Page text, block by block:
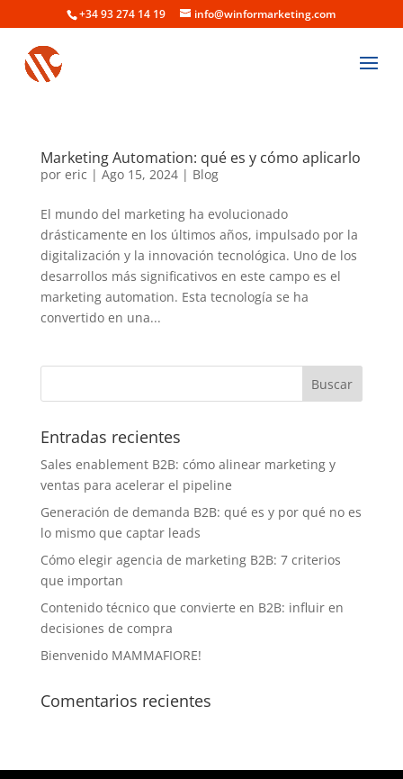
+34 93 274 14 19 info@winformarketing.com
Marketing Automation: qué es y cómo aplicarlo
por eric | Ago 15, 2024| Blog
El mundo del marketing ha evolucionado
drásticamente en los últimos años, impulsado por la
digitalización y la innovación tecnológica. Uno de los
desarrollos más significativos en este campo es el
marketing automation. Esta tecnología se ha
convertido en una...
Entradas recientes
Sales enablement B2B: cómo alinear marketing y
ventas para acelerar el pipeline
Generación de demanda B2B: qué es y por qué no es
lo mismo que captar leads
Cómo elegir agencia de marketing B2B: 7 criterios
que importan
Contenido técnico que convierte en B2B: influir en
decisiones de compra
Bienvenido MAMMAFIORE!
Comentarios recientes